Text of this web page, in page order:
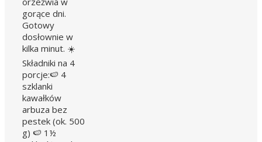
gorące dni.
Gotowy
dosłownie w
kilka minut. ☀️
Składniki na 4
porcje:🍉 4
szklanki
kawałków
arbuza bez
pestek (ok. 500
g) 🍉 1½